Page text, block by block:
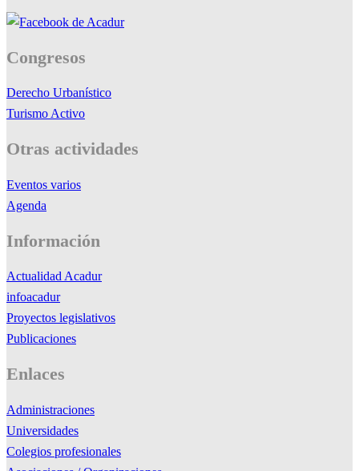
Congresos
Derecho Urbanístico
Turismo Activo
Otras actividades
Eventos varios
Agenda
Información
Actualidad Acadur
infoacadur
Proyectos legislativos
Publicaciones
Enlaces
Administraciones
Universidades
Colegios profesionales